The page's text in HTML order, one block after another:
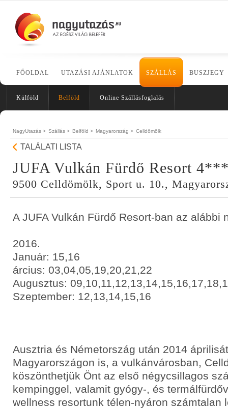
FŐOLDAL UTAZÁSI AJÁNLATOK SZÁLLÁS BUSZJEGY
Külföld Belföld Online Szállásfoglalás
NagyUtazás > Szállás > Belföld > Magyarország > Celldömölk
TALÁLATI LISTA
JUFA Vulkán Fürdő Resort
9500 Celldömölk, Sport u. 10.,
A JUFA Vulkán Fürdő Resort-ban az alábbi
2016.
Január: 15,16
árcius: 03,04,05,19,20,21,22
Augusztus:
Szeptember: 12,13,14,15,16
Ausztria és Németország után 2014
Magyarországon is, a vulkánvárosban,
köszönthetjük Önt az első négycsillagos
kempinggel, valamit gyógy-, és
wellness resortunk télen-nyáron számtalan